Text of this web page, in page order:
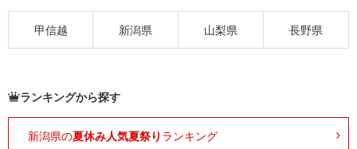
甲信越 新潟県 山梨県 長野県
ランキングから探す
新潟県の夏休み人気夏祭り ランキング